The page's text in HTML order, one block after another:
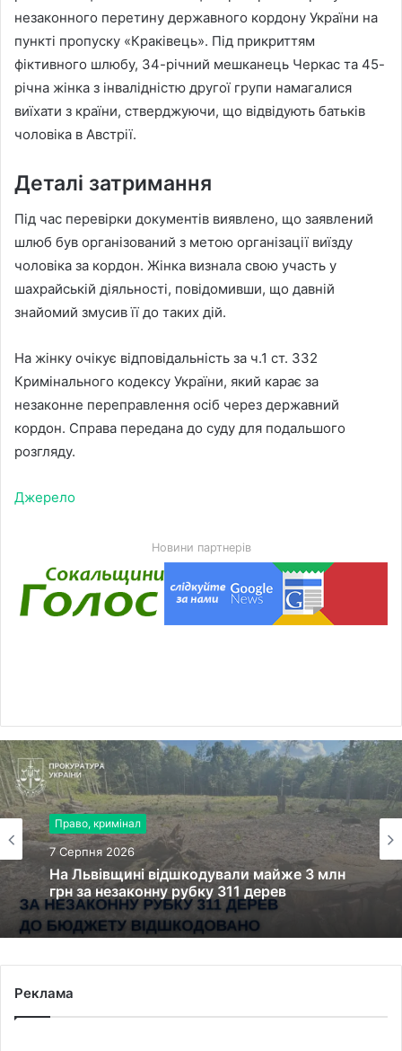
незаконного перетину державного кордону України на
пункті пропуску «Краківець». Під прикриттям
фіктивного шлюбу, 34-річний мешканець Черкас та 45-
річна жінка з інвалідністю другої групи намагалися
виїхати з країни, стверджуючи, що відвідують батьків
чоловіка в Австрії.
Деталі затримання
Під час перевірки документів виявлено, що заявлений
шлюб був організований з метою організації виїзду
чоловіка за кордон. Жінка визнала свою участь у
шахрайській діяльності, повідомивши, що давній
знайомий змусив її до таких дій.
На жінку очікує відповідальність за ч.1 ст. 332
Кримінального кодексу України, який карає за
незаконне переправлення осіб через державний
кордон. Справа передана до суду для подальшого
розгляду.
Джерело
Новини партнерів
Право, кримінал
7 Серпня 2026
На Львівщині відшкодували майже 3 млн
грн за незаконну рубку 311 дерев
Реклама